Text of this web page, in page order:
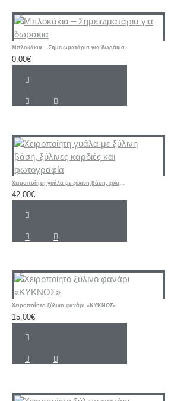
Μπλοκάκια – Σημειωματάρια για δωράκια
0,00€
42,00€
Χειροποίητο ξύλινο φανάρι «ΚΥΚΝΟΣ»
15,00€